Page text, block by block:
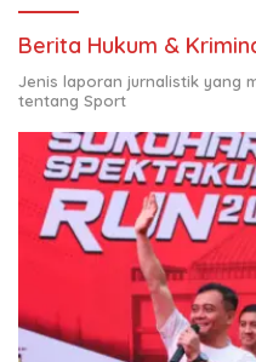
Berita Hukum &
Jenis laporan jurnalistik yang
tentang Sport